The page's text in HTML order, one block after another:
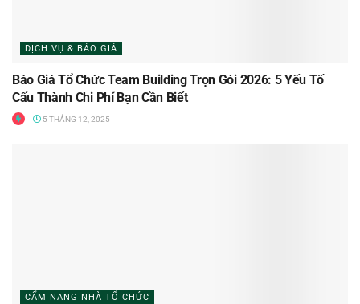
DỊCH VỤ & BÁO GIÁ
Báo Giá Tổ Chức Team Building Trọn Gói 2026: 5 Yếu Tố
Cấu Thành Chi Phí Bạn Cần Biết
5 THÁNG 12, 2025
CẨM NANG NHÀ TỔ CHỨC